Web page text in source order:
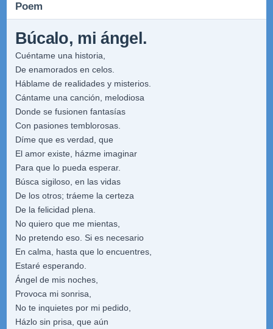
Poem
Búcalo, mi ángel.
Cuéntame una historia,
De enamorados en celos.
Háblame de realidades y misterios.
Cántame una canción, melodiosa
Donde se fusionen fantasías
Con pasiones temblorosas.
Díme que es verdad, que
El amor existe, házme imaginar
Para que lo pueda esperar.
Búsca sigiloso, en las vidas
De los otros; tráeme la certeza
De la felicidad plena.
No quiero que me mientas,
No pretendo eso. Si es necesario
En calma, hasta que lo encuentres,
Estaré esperando.
Ángel de mis noches,
Provoca mi sonrisa,
No te inquietes por mi pedido,
Házlo sin prisa, que aún